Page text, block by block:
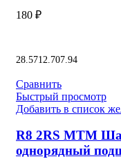
180 ₽
28.5712.707.94
Сравнить
Быстрый просмотр
Добавить в список
R8 2RS MTM
однорядный